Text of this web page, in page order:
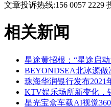
文章投诉热线:156 0057 2229
相关新闻
星途黄招根：“星途启
BEYONDSEA北冰源
珠海华润银行发布2021
KTV娱乐场所新变化，
星光宝盒车载AI视觉